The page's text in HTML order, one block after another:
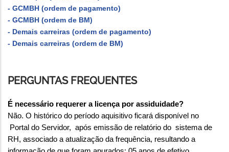
- GCMBH (ordem de pagamento)
- GCMBH (ordem de BM)
- Demais carreiras (ordem de pagamento)
- Demais carreiras (ordem de BM)
PERGUNTAS FREQUENTES
É necessário requerer a licença por assiduidade?
Não. O histórico do período aquisitivo ficará disponível no
Portal do Servidor, após emissão de relatório do sistema de
RH, associado a atualização da frequência, resultando a